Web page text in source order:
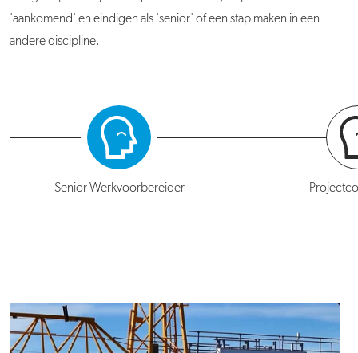
'aankomend' en eindigen als 'senior' of een stap maken in een
andere discipline.
Senior Werkvoorbereider